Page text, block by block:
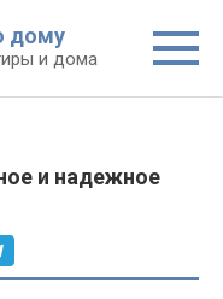
дому
и дома
и надежное